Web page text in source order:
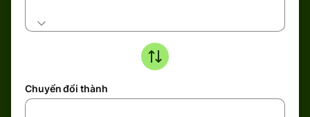
Chuyển đổi thành